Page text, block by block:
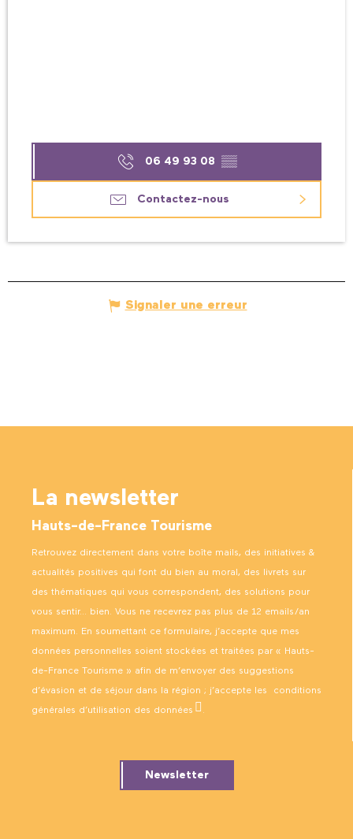
06 49 93 08 ▒▒
Contactez-nous
Signaler une erreur
La newsletter
Hauts-de-France Tourisme
Retrouvez directement dans votre boîte mails, des initiatives &
actualités positives qui font du bien au moral, des livrets sur
des thématiques qui vous correspondent, des solutions pour
vous sentir… bien. Vous ne recevrez pas plus de 12 emails/an
maximum. En soumettant ce formulaire, j’accepte que mes
données personnelles soient stockées et traitées par « Hauts-
de-France Tourisme » afin de m’envoyer des suggestions
d’évasion et de séjour dans la région ; j’accepte les conditions
générales d’utilisation des données .
Newsletter